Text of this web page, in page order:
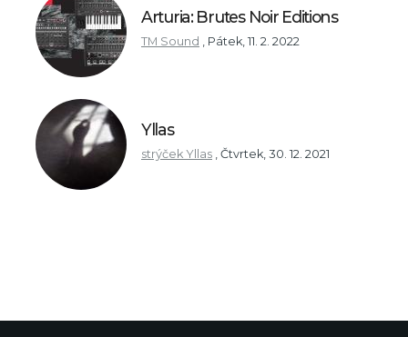
Arturia: Brutes Noir Editions
TM Sound , Pátek, 11. 2. 2022
Yllas
strýček Yllas , Čtvrtek, 30. 12. 2021